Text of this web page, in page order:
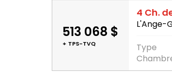
513 068 $
+ TPS-TVQ
4 Ch.
L'Ange-
Type